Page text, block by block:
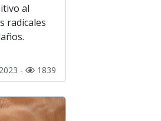
al
radicales
- 1839